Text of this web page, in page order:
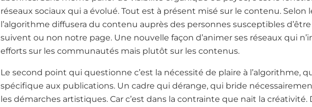
réseaux sociaux qui a évolué. Tout est à présent misé sur le contenu. Selon
l’algorithme diffusera du contenu auprès des personnes susceptibles d’être
suivent ou non notre page. Une nouvelle façon d’animer ses réseaux qui
efforts sur les communautés mais plutôt sur les contenus.
Le second point qui questionne c’est la nécessité de plaire à l’algorithme,
spécifique aux publications. Un cadre qui dérange, qui bride
les démarches artistiques. Car c’est dans la contrainte que nait la créativité.